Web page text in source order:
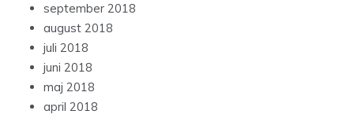
september 2018
august 2018
juli 2018
juni 2018
maj 2018
april 2018